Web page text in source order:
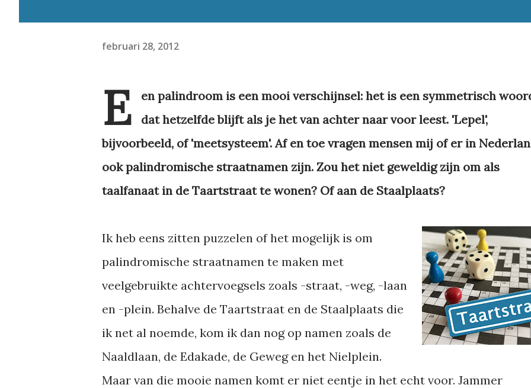
februari 28, 2012
E
en palindroom is een mooi verschijnsel: het is een symmetrisch
dat hetzelfde blijft als je het van achter naar voor leest. 'Lepel',
bijvoorbeeld, of 'meetsysteem'. Af en toe vragen mensen mij of er in
ook palindromische straatnamen zijn. Zou het niet geweldig zijn om als
taalfanaat in de Taartstraat te wonen? Of aan de Staalplaats?
Ik heb eens zitten puzzelen of het mogelijk is om
palindromische straatnamen te maken met
veelgebruikte achtervoegsels zoals -straat, -weg, -laan
en -plein. Behalve de Taartstraat en de Staalplaats die
ik net al noemde, kom ik dan nog op namen zoals de
Naaldlaan, de Edakade, de Geweg en het Nielplein.
Maar van die mooie namen komt er niet eentje in het echt voor. Jammer